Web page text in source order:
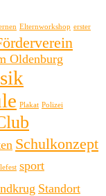
Elternworkshop erster
Oldenburg
Plakat Polizei
Schulkonzept
sport
Standort